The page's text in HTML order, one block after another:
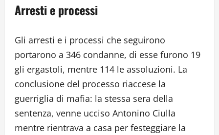
Arresti e processi
Gli arresti e i processi che seguirono
portarono a 346 condanne, di esse furono 19
gli ergastoli, mentre 114 le assoluzioni. La
conclusione del processo riaccese la
guerriglia di mafia: la stessa sera della
sentenza, venne ucciso Antonino Ciulla
mentre rientrava a casa per festeggiare la